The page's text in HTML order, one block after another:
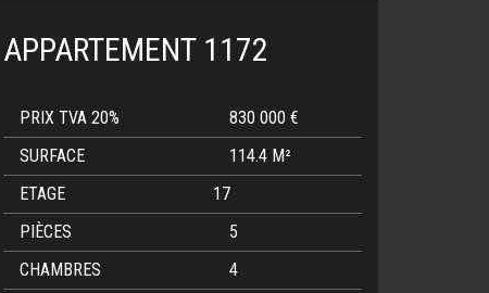
APPARTEMENT 1172
PRIX TVA 20%
830 000 €
SURFACE
114.4 M²
ETAGE
17
PIÈCES
5
CHAMBRES
4